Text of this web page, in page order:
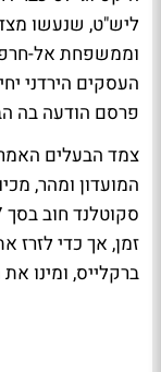
וממשפחת אל-
העסקים הירדני
פרסם הודעה בה
צמד הבעלים
המועדון ומהר,
זמן, אך כדי לזרז
ברקלייס, ומינו את